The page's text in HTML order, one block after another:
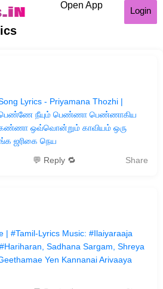
Open App
Login
Lyrics - Priyamana Thozhi |
பெண்ணே நீயும் பெண்ணா பெண்ணாகிய
ஒவ்வொன்றும் காவியம் ஒரு
ஜரிகை நெய
💬 Reply 🔁 Share
| #Tamil-Lyrics Music: #Ilaiyaraaja
Sadhana Sargam, Shreya
Yen Kannanai Arivaaya